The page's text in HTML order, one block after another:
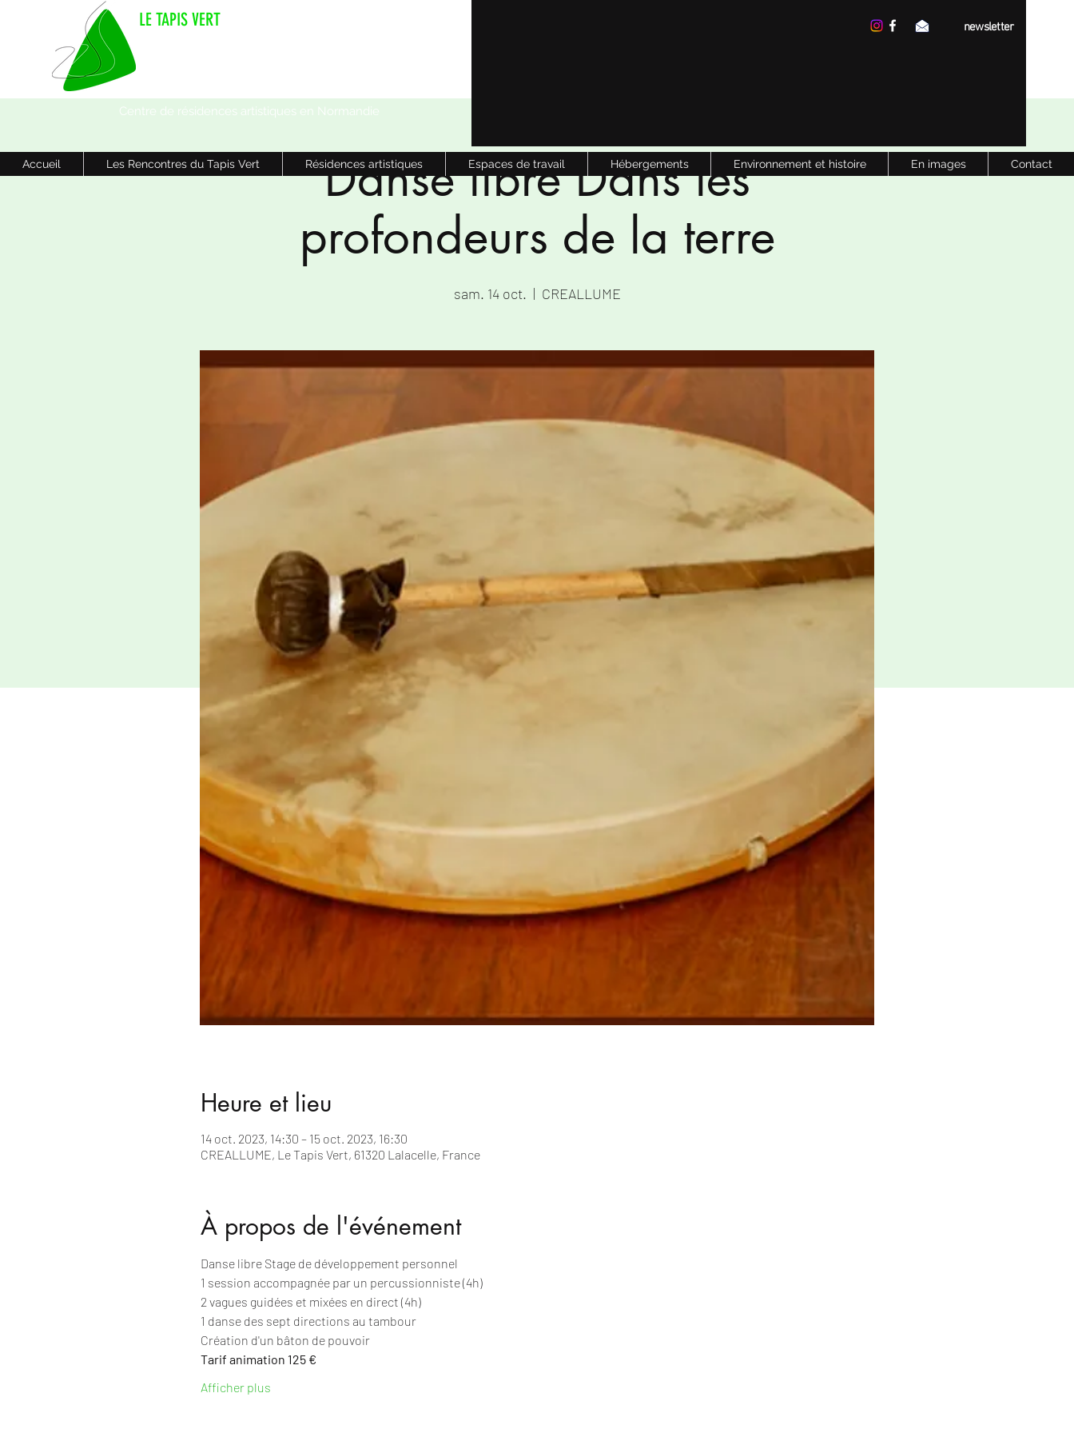
LE TAPIS VERT
Centre de résidences artistiques en Normandie
newsletter
Accueil Les Rencontres du Tapis Vert Résidences artistiques Espaces de travail Hébergements Environnement et histoire En images Contact
Danse libre Dans les
profondeurs de la terre
sam. 14 oct.
  |
CREALLUME
Heure et lieu
14 oct. 2023, 14:30 – 15 oct. 2023, 16:30
CREALLUME, Le Tapis Vert, 61320 Lalacelle, France
À propos de l'événement
Danse libre Stage de développement personnel
1 session accompagnée par un percussionniste (4h)
2 vagues guidées et mixées en direct (4h)
1 danse des sept directions au tambour
Création d'un bâton de pouvoir
Tarif animation 125 €
Afficher plus